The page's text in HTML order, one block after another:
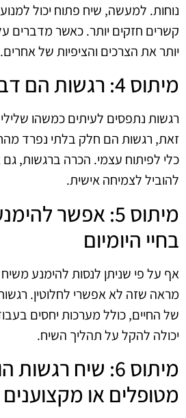
נוחות. למעשה, שיח פתוח יכול
קשרים חזקים יותר. כאשר מדברים
יותר את הצרכים והציפיות של אחרים.
מיתוס 4: רגשות הם דבר שלילי
רגשות נתפסים לעיתים כמשהו
זאת, רגשות הם חלק בלתי נפרד
כלי לפיתוח עצמי. הכרה ברגשות,
להוביל לצמיחה אישית.
מיתוס 5: אפשר
בחיי היומיום
אף על פי שניתן לנסות להימנע
מראה שזה לא אפשרי לחלוטין.
של החיים, כולל מערכות יחסים
יכולה להקל על תהליך השיח.
מיתוס 6: שיח
מטופלים או מקצוענים